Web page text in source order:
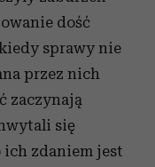
dość
sprawy nie
przez nich
zaczynają
się
zdaniem jest